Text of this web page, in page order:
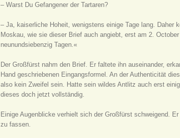
– Warst Du Gefangener der Tartaren?
– Ja, kaiserliche Hoheit, wenigstens einige Tage lang.
Moskau, wie sie dieser Brief auch angiebt, erst am 2.
neunundsiebenzig Tagen.«
Der Großfürst nahm den Brief. Er faltete ihn auseinander,
Hand geschriebenen Eingangsformel. An der Authenticität
also kein Zweifel sein. Hatte sein wildes Antlitz auch erst
dieses doch jetzt vollständig.
Einige Augenblicke verhielt sich der Großfürst schweigend.
zu fassen.